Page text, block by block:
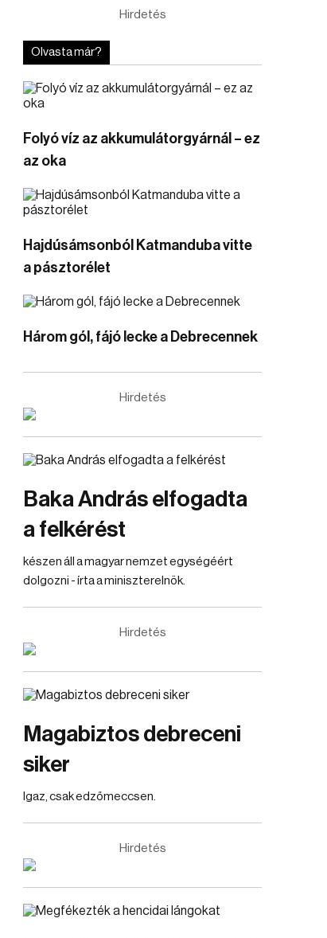
Hirdetés
Olvasta már?
Folyó víz az akkumulátorgyárnál – ez
az oka
Hajdúsámsonból Katmanduba vitte
a pásztorélet
Három gól, fájó lecke a Debrecennek
Hirdetés
Baka András elfogadta
a felkérést
készen áll a magyar nemzet egységéért
dolgozni - írta a miniszterelnök.
Hirdetés
Magabiztos debreceni
siker
Igaz, csak edzőmeccsen.
Hirdetés